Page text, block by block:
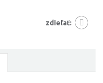
zdieľať: